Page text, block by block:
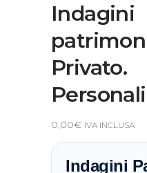
Indagini
Privato.
0,00€ IVA INCLUSA
Indagini